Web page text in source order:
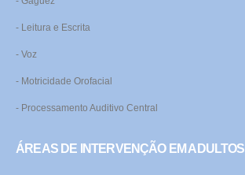
- Leitura e Escrita
- Voz
- Motricidade Orofacial
- Processamento Auditivo Central
ÁREAS DE INTERVENÇÃO EM ADULTOS